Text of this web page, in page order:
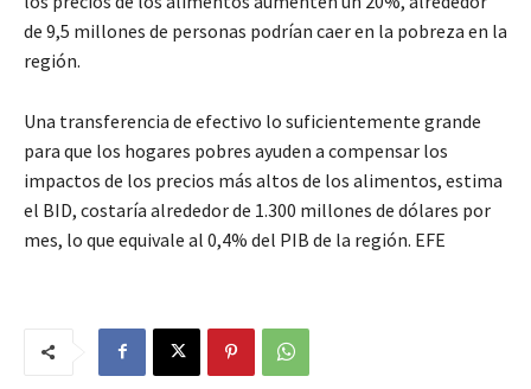
de 9,5 millones de personas podrían caer en la pobreza en la
región.
Una transferencia de efectivo lo suficientemente grande
para que los hogares pobres ayuden a compensar los
impactos de los precios más altos de los alimentos, estima
el BID, costaría alrededor de 1.300 millones de dólares por
mes, lo que equivale al 0,4% del PIB de la región. EFE